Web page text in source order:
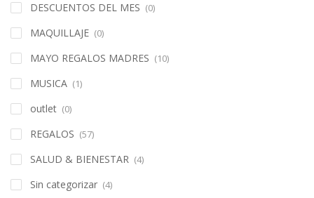
DESCUENTOS DEL MES (0)
MAQUILLAJE (0)
MAYO REGALOS MADRES (10)
MUSICA (1)
outlet (0)
REGALOS (57)
SALUD & BIENESTAR (4)
Sin categorizar (4)